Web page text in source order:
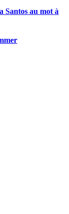
Santos au mot à